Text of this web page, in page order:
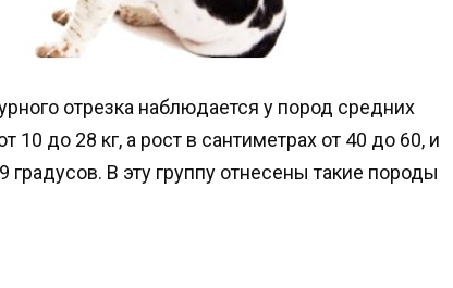
отрезка наблюдается у пород средних
10 до 28 кг, а рост в сантиметрах от 40 до 60, и
градусов. В эту группу отнесены такие породы